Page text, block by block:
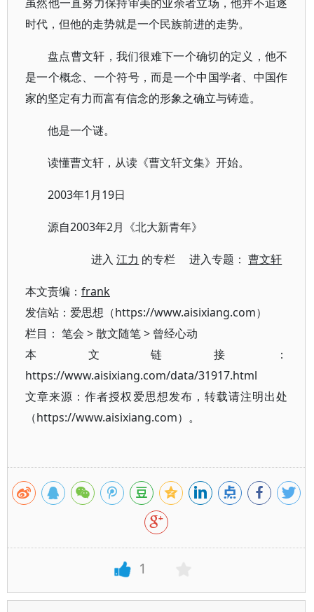
时代，但他的走势就是一个民族前进的走势。
盘点曹文轩，我们很难下一个确切的定义，他不
是一个概念、一个符号，而是一个中国学者、中国作
家的坚定有力而富有信念的形象之确立与铸造。
他是一个谜。
读懂曹文轩，从读《曹文轩文集》开始。
2003年1月19日
源自2003年2月《北大新青年》
进入江力 的专栏 进入专题：曹文轩
本文责编： frank
发信站：爱思想（https://www.aisixiang.com）
栏目： 笔会 >散文随笔> 曾经心动
本文链接：
https://www.aisixiang.com/data/31917.html
文章来源：作者授权爱思想发布，转载请注明出处
（https://www.aisixiang.com）。
1